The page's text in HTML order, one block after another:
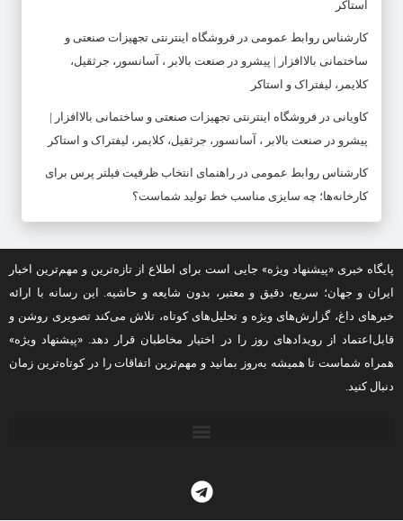
استاکر
کارشناس روابط عمومی در فروشگاه اینترنتی تجهیزات صنعتی و
ساختمانی بالاافزار | پیشرو در صنعت بالابر ، آسانسور، جرثقیل،
کلایمر، لیفتراک و استاکر
کاویانی در فروشگاه اینترنتی تجهیزات صنعتی و ساختمانی بالاافزار |
پیشرو در صنعت بالابر ، آسانسور، جرثقیل، کلایمر، لیفتراک و استاکر
کارشناس روابط عمومی در راهنمای انتخاب ظرفیت فیلتر پرس برای
کارخانه‌ها؛ چه سایزی مناسب خط تولید شماست؟
پایگاه خبری «پیشنهاد ویژه» جایی است برای اطلاع از تازه‌ترین و مهم‌ترین اخبار
ایران و جهان؛ سریع، دقیق و معتبر، بدون شایعه و حاشیه. این رسانه با ارائه
خبرهای داغ، گزارش‌های ویژه و تحلیل‌های کوتاه، تلاش می‌کند تصویری روشن و
قابل‌اعتماد از رویدادهای روز را در اختیار مخاطبان قرار دهد. «پیشنهاد ویژه»
همراه شماست تا همیشه به‌روز بمانید و مهم‌ترین اتفاقات را در کوتاه‌ترین زمان
دنبال کنید.